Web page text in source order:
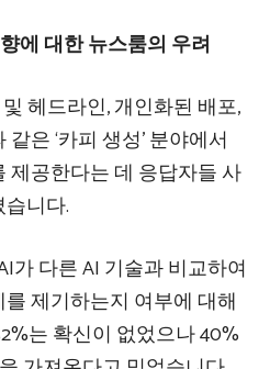
에 대한 뉴스룸의 우려
헤드라인, 개인화된 배포,
은 ‘카피 생성’ 분야에서
제공한다는 데 응답자들 사
니다.
가 다른 AI 기술과 비교하여
제기하는지 여부에 대해
는 확신이 없었으나 40%